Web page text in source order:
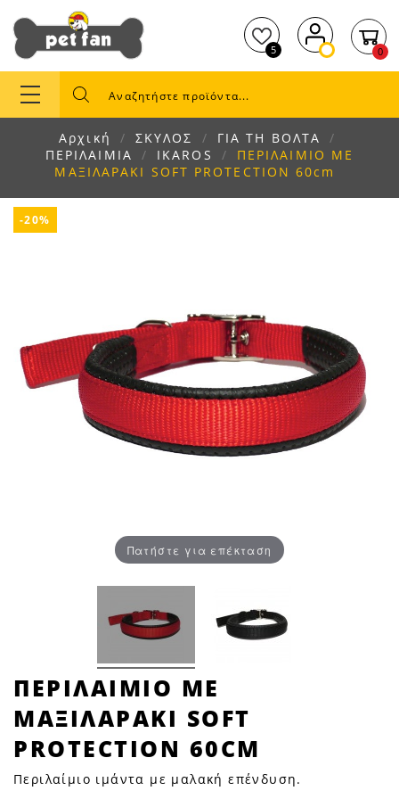
5 0
Αρχική ΣΚΥΛΟΣ
ΓΙΑ ΤΗ ΒΟΛΤΑ
ΠΕΡΙΛΑΙΜΙΑ
IKAROS
ΠΕΡΙΛΑΙΜΙΟ ΜΕ
ΜΑΞΙΛΑΡΑΚΙ SOFT PROTECTION 60cm
-20%
Πατήστε για επέκταση
ΠΕΡΙΛΑΙΜΙΟ
ΜΕ
ΜΑΞΙΛΑΡΑΚΙ
SOFT
PROTECTION
60cm
ΠΕΡΙΛΑΙΜΙΟ ΜΕ
ΜΑΞΙΛΑΡΑΚΙ SOFT
PROTECTION 60CM
Περιλαίμιο ιμάντα με μαλακή επένδυση.